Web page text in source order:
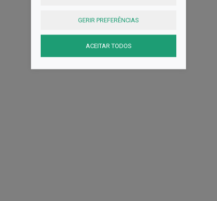
GERIR PREFERÊNCIAS
ACEITAR TODOS